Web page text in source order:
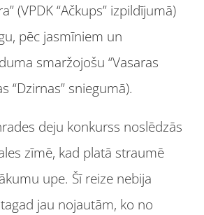
(VPDK “Ačkups” izpildījumā)
pēc jasmīniem un
smaržojošu “Vasaras
“Dzirnas” sniegumā).
deju konkurss noslēdzās
zīmē, kad platā straumē
upe. Šī reize nebija
jau nojautām, ko no